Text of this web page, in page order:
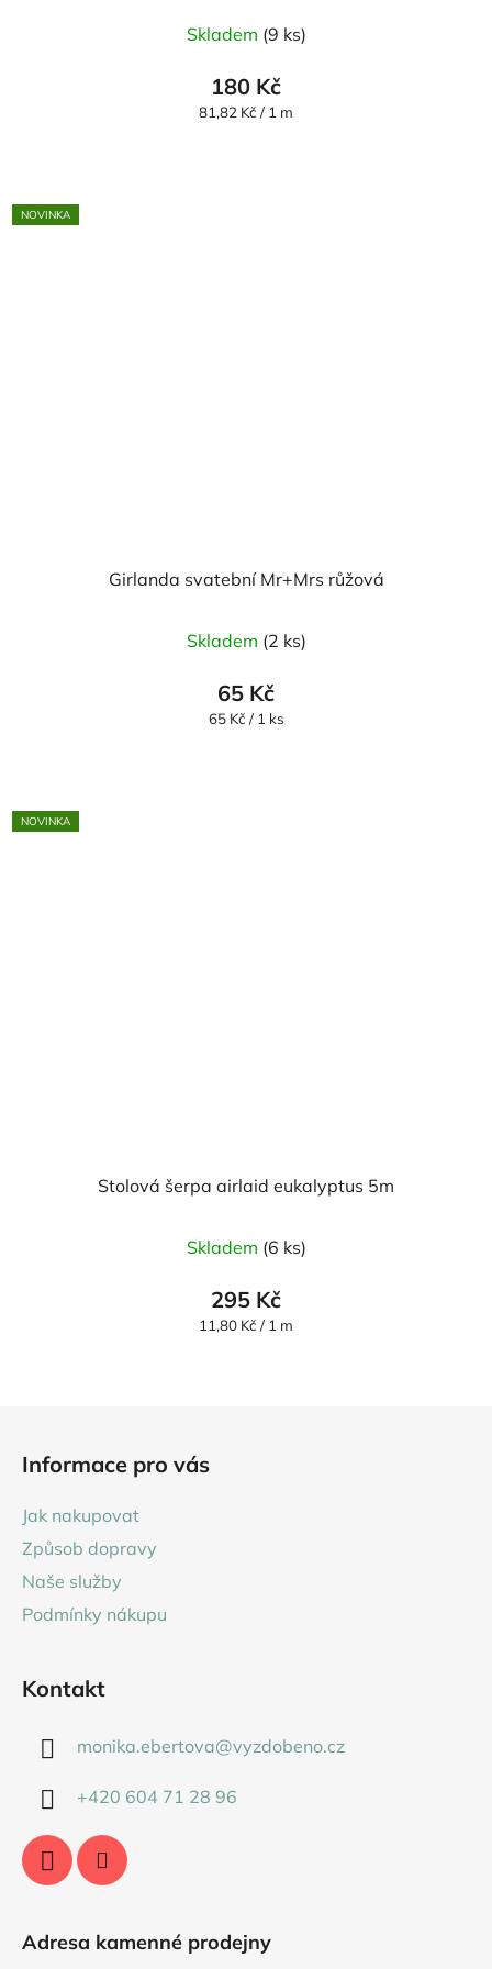
Skladem (9 ks)
180 Kč
Měrná
81,82 Kč / 1 m
NOVINKA
Girlanda svatební Mr+Mrs růžová
Skladem (2 ks)
65 Kč
Měrná
65 Kč / 1 ks
NOVINKA
Stolová šerpa airlaid eukalyptus 5m
Skladem (6 ks)
295 Kč
Měrná
11,80 Kč / 1 m
Informace pro vás
Jak nakupovat
Způsob dopravy
Naše služby
Podmínky nákupu
Kontakt
monika.ebertova@vyzdobeno.cz
+420 604 71 28 96
Adresa kamenné prodejny